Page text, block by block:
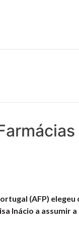
contam! Tudo o
(AFP)
Inácio a assumir